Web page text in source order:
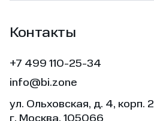
Контакты
+7 499 110-25-34
info@bi.zone
ул. Ольховская, д. 4, корп. 2
г. Москва, 105066